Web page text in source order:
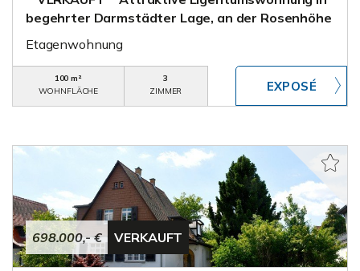
begehrter Darmstädter Lage, an der Rosenhöhe
Etagenwohnung
100 m²
WOHNFLÄCHE
3
ZIMMER
698.000,- € VERKAUFT